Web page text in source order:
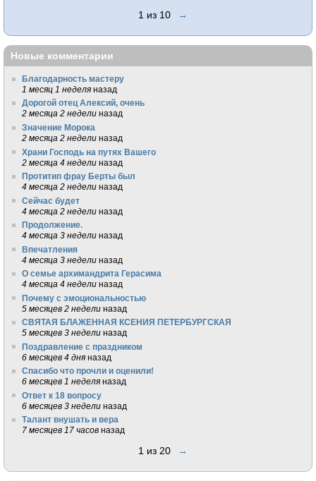
1 из 10 →
Новые комментарии
Благодарность мастеру
1 месяц 1 неделя назад
Дорогой отец Алексий, очень
2 месяца 2 недели назад
Значение Морока
2 месяца 2 недели назад
Храни Господь на путях Вашего
2 месяца 4 недели назад
Протитип фрау Берты был
4 месяца 2 недели назад
Сейчас будет
4 месяца 2 недели назад
Продолжение.
4 месяца 3 недели назад
Впечатления
4 месяца 3 недели назад
О семье архимандрита Герасима
4 месяца 4 недели назад
Почему с эмоциональностью
5 месяцев 2 недели назад
СВЯТАЯ БЛАЖЕННАЯ КСЕНИЯ ПЕТЕРБУРГСКАЯ
5 месяцев 3 недели назад
Поздравление с праздником
6 месяцев 4 дня назад
Спасибо что прочли и оценили!
6 месяцев 1 неделя назад
Ответ к 18 вопросу
6 месяцев 3 недели назад
Талант внушать и вера
7 месяцев 17 часов назад
1 из 20 →